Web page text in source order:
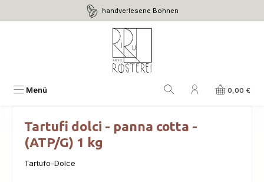
Zum Hauptinhalt springen handverlesene Bohnen
Menü 0,00 €
Tartufi dolci - panna cotta -
(ATP/G) 1 kg
Tartufo-Dolce